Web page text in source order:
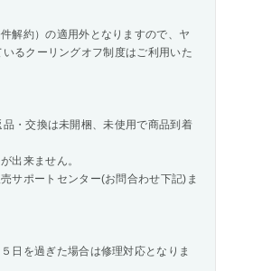
解約）の適用外となりますので、ヤ
るクーリングオフ制度はご利用いた
・交換は未開梱、未使用で商品到着
出来ません。
サポートセンター(お問合わせ下記)ま
日を過ぎた場合は修理対応となりま